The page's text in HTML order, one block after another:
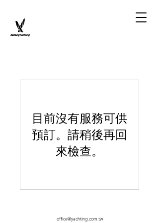
目前沒有服務可供
預訂。請稍後再回
來檢查。
office@yachting.com.tw